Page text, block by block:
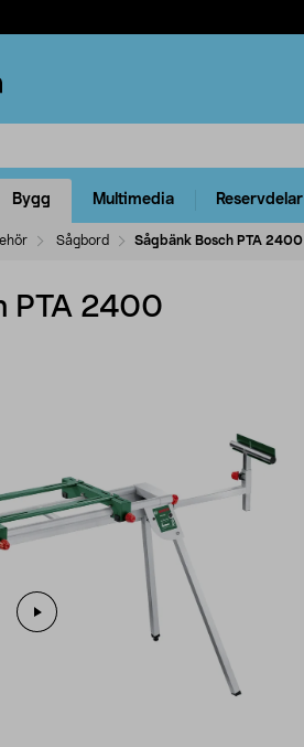
Bygg Multimedia Reservdelar
Sågbord Sågbänk Bosch PTA 2400
PTA 2400